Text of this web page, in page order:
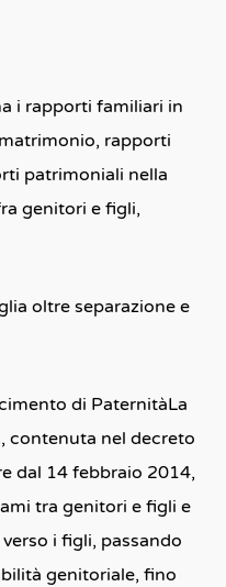
i rapporti familiari in
rapporti
patrimoniali nella
genitori e figli,
oltre separazione e
di PaternitàLa
contenuta nel decreto
dal 14 febbraio 2014,
tra genitori e figli e
i figli, passando
genitoriale, fino